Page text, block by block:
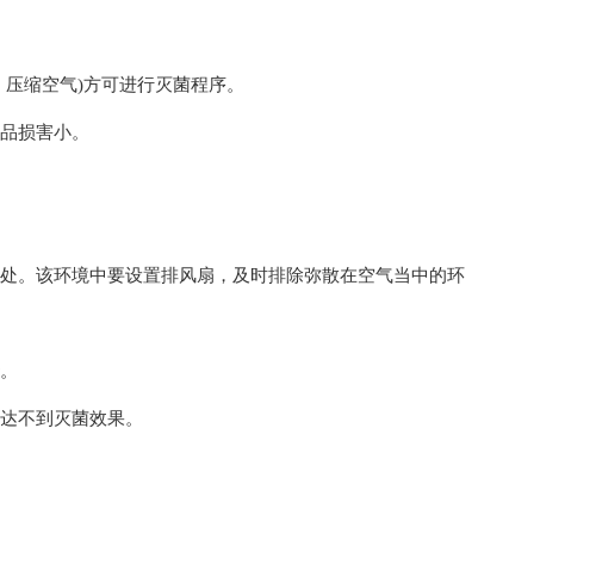
缩空气)方可进行灭菌程序。
损害小。
该环境中要设置排风扇，及时排除弥散在空气当中的环
不到灭菌效果。